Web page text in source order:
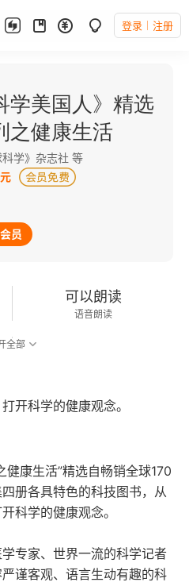
登录 注册
学美国人》精选
之健康生活
科学》杂志社 等
员
可以朗读
语音朗读
全部
开科学的健康观念。
健康生活”精选自畅销全球170
册各具特色的科技图书，从
科学的健康观念。
专家、世界一流的科学记者
谨客观、语言生动有趣的科